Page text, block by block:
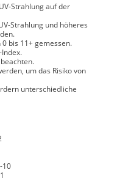
Strahlung auf der
Strahlung und höheres
bis 11+ gemessen.
um das Risiko von
unterschiedliche
10